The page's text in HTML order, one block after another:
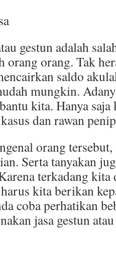
gestun adalah
orang orang. Tak
saldo
mungkin.
kita. Hanya
dan rawan
orang
Serta tanyakan
terkadang kita
kita berikan
coba perhatikan
jasa gestun